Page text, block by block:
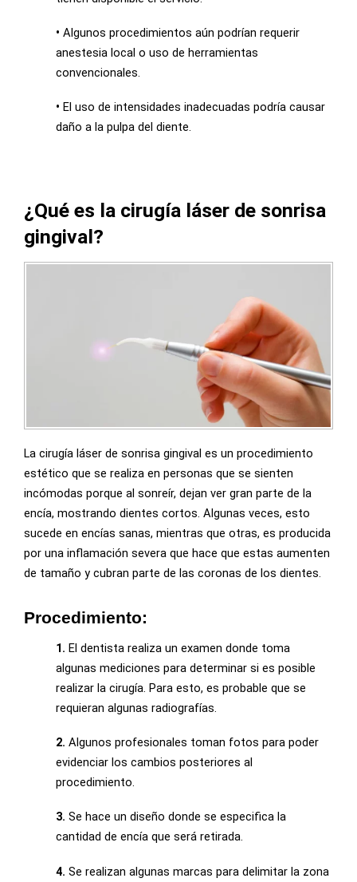
• Algunos procedimientos aún podrían requerir
anestesia local o uso de herramientas
convencionales.
• El uso de intensidades inadecuadas podría causar
daño a la pulpa del diente.
¿Qué es la cirugía láser de sonrisa
gingival?
La cirugía láser de sonrisa gingival es un procedimiento
estético que se realiza en personas que se sienten
incómodas porque al sonreír, dejan ver gran parte de la
encía, mostrando dientes cortos. Algunas veces, esto
sucede en encías sanas, mientras que otras, es producida
por una inflamación severa que hace que estas aumenten
de tamaño y cubran parte de las coronas de los dientes.
Procedimiento:
1. El dentista realiza un examen donde toma
algunas mediciones para determinar si es posible
realizar la cirugía. Para esto, es probable que se
requieran algunas radiografías.
2. Algunos profesionales toman fotos para poder
evidenciar los cambios posteriores al
procedimiento.
3. Se hace un diseño donde se especifica la
cantidad de encía que será retirada.
4. Se realizan algunas marcas para delimitar la zona